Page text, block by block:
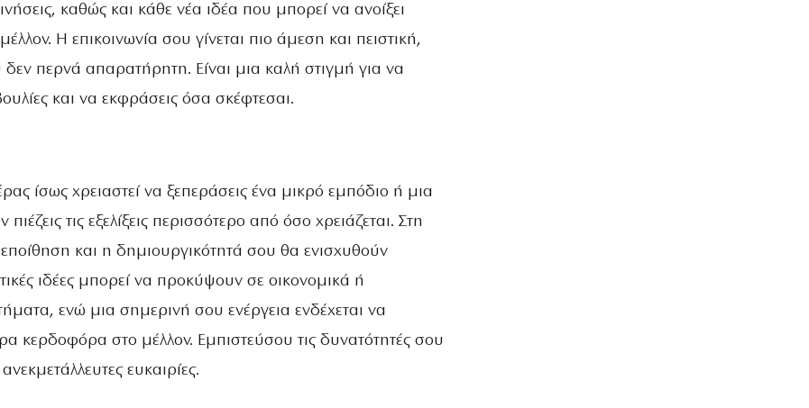
καθώς και κάθε νέα ιδέα που μπορεί να ανοίξει
Η επικοινωνία σου γίνεται πιο άμεση και πειστική,
περνά απαρατήρητη. Είναι μια καλή στιγμή για να
και να εκφράσεις όσα σκέφτεσαι.
ίσως χρειαστεί να ξεπεράσεις ένα μικρό εμπόδιο ή μια
τις εξελίξεις περισσότερο από όσο χρειάζεται. Στη
και η δημιουργικότητά σου θα ενισχυθούν
ιδέες μπορεί να προκύψουν σε οικονομικά ή
ενώ μια σημερινή σου ενέργεια ενδέχεται να
κερδοφόρα στο μέλλον. Εμπιστεύσου τις δυνατότητές σου
ευκαιρίες.